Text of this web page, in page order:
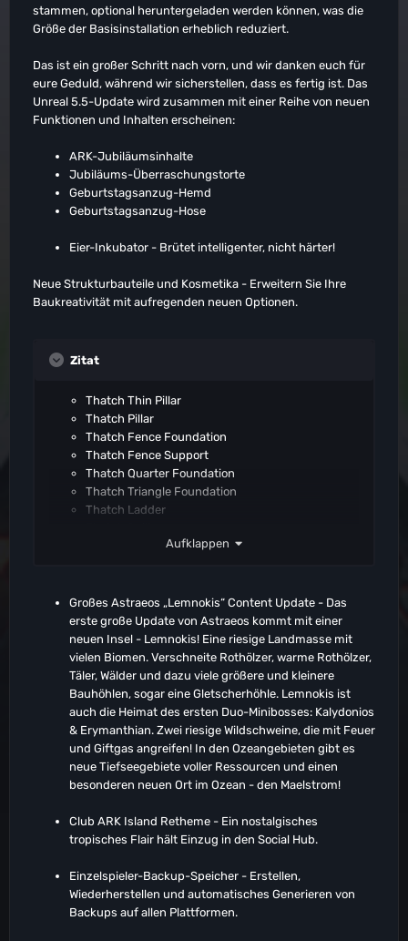
stammen, optional heruntergeladen werden können, was die
Größe der Basisinstallation erheblich reduziert.
Das ist ein großer Schritt nach vorn, und wir danken euch für
eure Geduld, während wir sicherstellen, dass es fertig ist. Das
Unreal 5.5-Update wird zusammen mit einer Reihe von neuen
Funktionen und Inhalten erscheinen:
ARK-Jubiläumsinhalte
Jubiläums-Überraschungstorte
Geburtstagsanzug-Hemd
Geburtstagsanzug-Hose
Eier-Inkubator - Brütet intelligenter, nicht härter!
Neue Strukturbauteile und Kosmetika - Erweitern Sie Ihre
Baukreativität mit aufregenden neuen Optionen.
Zitat
Thatch Thin Pillar
Thatch Pillar
Thatch Fence Foundation
Thatch Fence Support
Thatch Quarter Foundation
Thatch Triangle Foundation
Thatch Ladder
Thatch Double Doorway
Thatch Double Door
Thatch Hatchframe
Thatch Trapdoor
Thatch Cellar Door
Thatch Hanger Door
Thatch Barn Door
Thatch Quarter Ceiling
Thatch Triangle Ceiling
Thatch Half Pillar
Thatch Half Thin Pillar
Thatch Half Thin Beam
Thatch Half Railing
Thatch Quarter Stair
Thatch Quarter Ramp
Thatch Ramp Corner
Aufklappen
Großes Astraeos „Lemnokis“ Content Update - Das
erste große Update von Astraeos kommt mit einer
neuen Insel - Lemnokis! Eine riesige Landmasse mit
vielen Biomen. Verschneite Rothölzer, warme Rothölzer,
Täler, Wälder und dazu viele größere und kleinere
Bauhöhlen, sogar eine Gletscherhöhle. Lemnokis ist
auch die Heimat des ersten Duo-Minibosses: Kalydonios
& Erymanthian. Zwei riesige Wildschweine, die mit Feuer
und Giftgas angreifen! In den Ozeangebieten gibt es
neue Tiefseegebiete voller Ressourcen und einen
besonderen neuen Ort im Ozean - den Maelstrom!
Club ARK Island Retheme - Ein nostalgisches
tropisches Flair hält Einzug in den Social Hub.
Einzelspieler-Backup-Speicher - Erstellen,
Wiederherstellen und automatisches Generieren von
Backups auf allen Plattformen.